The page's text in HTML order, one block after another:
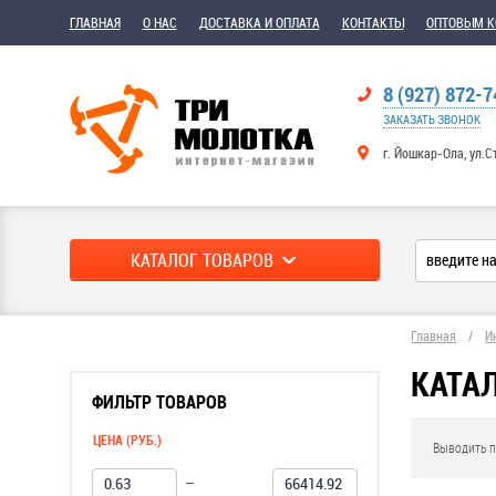
ГЛАВНАЯ О НАС ДОСТАВКА И ОПЛАТА КОНТАКТЫ ОПТОВЫМ
8 (927) 872-
ЗАКАЗАТЬ ЗВОНОК
г. Йошкар-Ола,
КАТАЛОГ ТОВАРОВ
ФИЛЬТР ТОВАРОВ
ЦЕНА (РУБ.)
—
Главная /
Выводить